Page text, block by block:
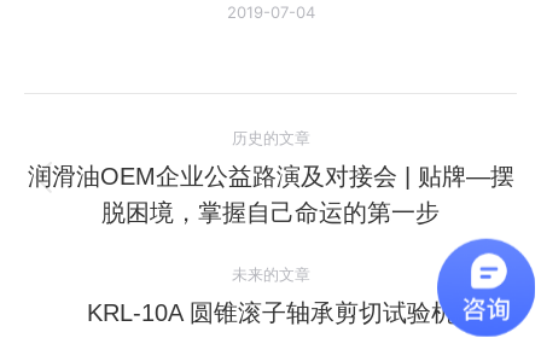
2019-07-04
章
历史的文章
历
史
章：
润滑油OEM企业公益路演及对接会 | 贴牌—摆
脱困境，掌握自己命运的第一步
未来的文章
未
KRL-10A 圆锥滚子轴承剪切试验机